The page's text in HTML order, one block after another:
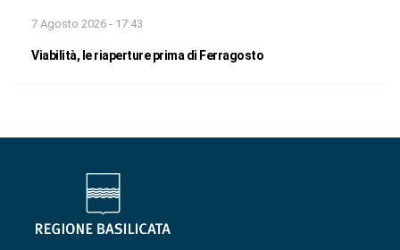
7 Agosto 2026 - 17:43
Viabilità, le riaperture prima di Ferragosto